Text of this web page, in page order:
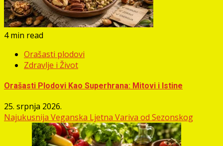
4 min read
Orašasti plodovi
Zdravlje i Život
Orašasti Plodovi Kao Superhrana: Mitovi i Istine
25. srpnja 2026.
Najukusnija Veganska Ljetna Variva od Sezonskog